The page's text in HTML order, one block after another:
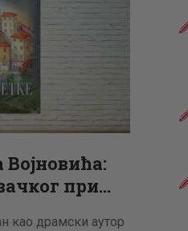
при…
као драмски аутор